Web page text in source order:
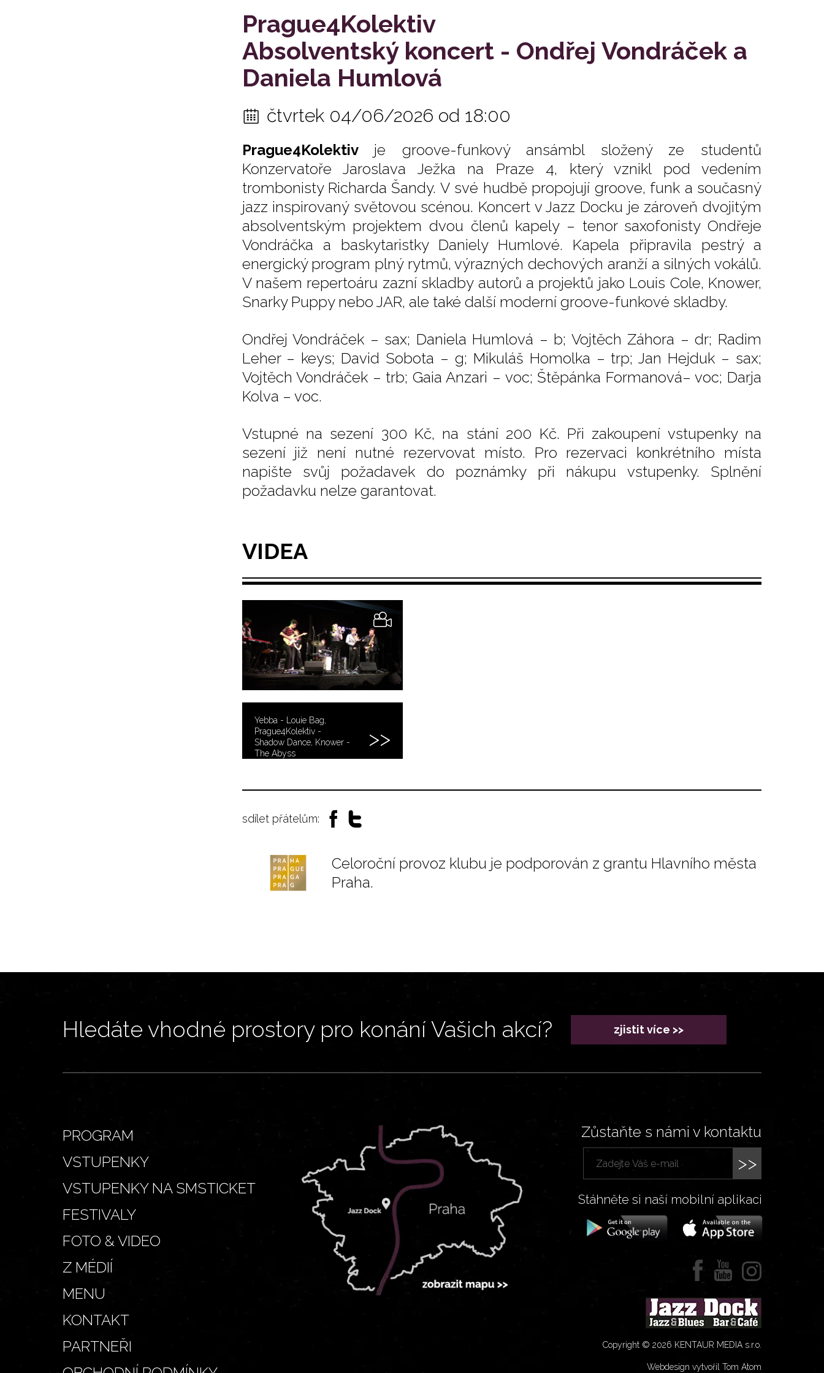
Prague4Kolektiv
Absolventský koncert - Ondřej Vondráček a
Daniela Humlová
čtvrtek 04/06/2026 od 18:00
Prague4Kolektiv je groove-funkový ansámbl složený ze studentů
Konzervatoře Jaroslava Ježka na Praze 4, který vznikl pod vedením
trombonisty Richarda Šandy. V své hudbě propojují groove, funk a současný
jazz inspirovaný světovou scénou. Koncert v Jazz Docku je zároveň dvojitým
absolventským projektem dvou členů kapely – tenor saxofonisty Ondřeje
Vondráčka a baskytaristky Daniely Humlové. Kapela připravila pestrý a
energický program plný rytmů, výrazných dechových aranží a silných vokálů.
V našem repertoáru zazní skladby autorů a projektů jako Louis Cole, Knower,
Snarky Puppy nebo JAR, ale také další moderní groove-funkové skladby.
Ondřej Vondráček – sax; Daniela Humlová – b; Vojtěch Záhora – dr; Radim
Leher – keys; David Sobota – g; Mikuláš Homolka – trp; Jan Hejduk – sax;
Vojtěch Vondráček – trb; Gaia Anzari – voc; Štěpánka Formanová– voc; Darja
Kolva – voc.
Vstupné na sezení 300 Kč, na stání 200 Kč. Při zakoupení vstupenky na
sezení již není nutné rezervovat místo. Pro rezervaci konkrétního místa
napište svůj požadavek do poznámky při nákupu vstupenky. Splnění
požadavku nelze garantovat.
VIDEA
Yebba - Louie Bag,
Prague4Kolektiv -
Shadow Dance, Knower -
The Abyss
sdílet přátelům:
Celoroční provoz klubu je podporován z grantu Hlavního města
Praha.
Hledáte vhodné prostory pro konání Vašich akcí? zjistit více >>
PROGRAM
VSTUPENKY
VSTUPENKY NA SMSTICKET
FESTIVALY
FOTO & VIDEO
Z MÉDIÍ
MENU
KONTAKT
PARTNEŘI
Zůstaňte s námi v kontaktu
>>
Stáhněte si naší mobilní aplikaci
Copyright © 2026 KENTAUR MEDIA s.r.o.
Webdesign vytvořil Tom Atom